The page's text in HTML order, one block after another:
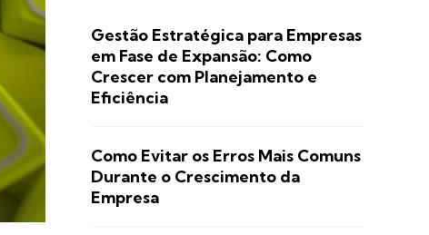
Gestão Estratégica para Empresas
em Fase de Expansão: Como
Crescer com Planejamento e
Eficiência
Como Evitar os Erros Mais Comuns
Durante o Crescimento da
Empresa